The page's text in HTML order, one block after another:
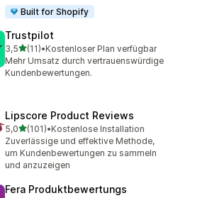
Built for Shopify
Trustpilot
3,5von 5 Sternen
(11)
11 Rezensionen insgesamt
•Kostenloser Plan verfügbar
Mehr Umsatz durch vertrauenswürdige
Kundenbewertungen.
Lipscore Product Reviews
5,0von 5 Sternen
(101)
101 Rezensionen insgesamt
•Kostenlose Installation
Zuverlässige und effektive Methode,
um Kundenbewertungen zu sammeln
und anzuzeigen
Fera Produktbewertungs